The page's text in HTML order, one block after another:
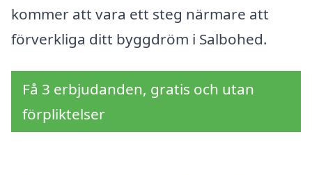
kommer att vara ett steg närmare att
förverkliga ditt byggdröm i Salbohed.
Få 3 erbjudanden, gratis och utan
förpliktelser